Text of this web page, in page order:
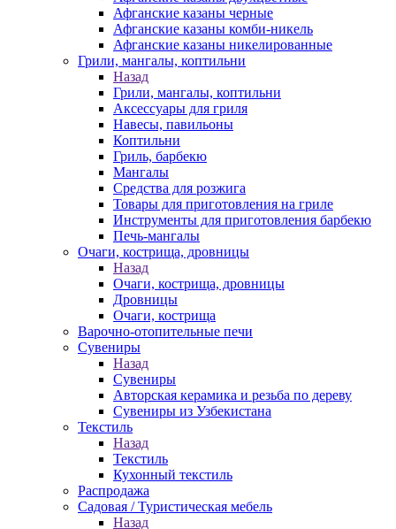
Афганские казаны черные
Афганские казаны комби-никель
Афганские казаны никелированные
Грили, мангалы, коптильни
Назад
Грили, мангалы, коптильни
Аксессуары для гриля
Навесы, павильоны
Коптильни
Гриль, барбекю
Мангалы
Средства для розжига
Товары для приготовления на гриле
Инструменты для приготовления барбекю
Печь-мангалы
Очаги, кострища, дровницы
Назад
Очаги, кострища, дровницы
Дровницы
Очаги, кострища
Варочно-отопительные печи
Сувениры
Назад
Сувениры
Авторская керамика и резьба по дереву
Сувениры из Узбекистана
Текстиль
Назад
Текстиль
Кухонный текстиль
Распродажа
Садовая / Туристическая мебель
Назад